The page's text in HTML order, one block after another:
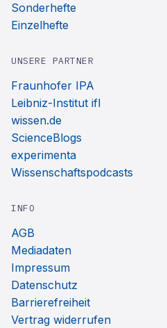
Sonderhefte
Einzelhefte
UNSERE PARTNER
Fraunhofer IPA
Leibniz-Institut ifl
wissen.de
ScienceBlogs
experimenta
Wissenschaftspodcasts
INFO
AGB
Mediadaten
Impressum
Datenschutz
Barrierefreiheit
Vertrag widerrufen